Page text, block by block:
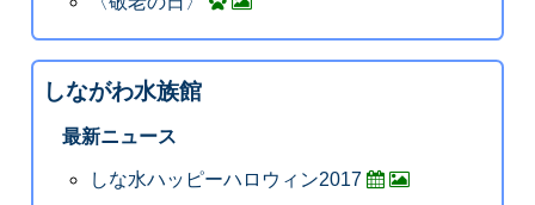
しながわ水族館
最新ニュース
しな水ハッピーハロウィン2017